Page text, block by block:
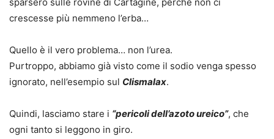
crescesse più nemmeno l’erba…
Quello è il vero problema… non l’urea.
Purtroppo, abbiamo già visto come il sodio venga spesso
ignorato, nell’esempio sul Clismalax.
Quindi, lasciamo stare i “pericoli dell’azoto ureico”, che
ogni tanto si leggono in giro.